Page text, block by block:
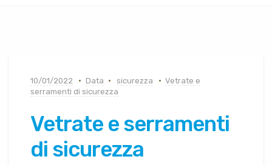
10/01/2022 Data sicurezza
Vetrate e
serramenti di sicurezza
Vetrate e serramenti
di sicurezza